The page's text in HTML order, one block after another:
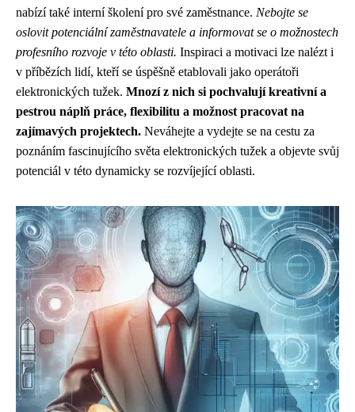
nabízí také interní školení pro své zaměstnance. Nebojte se
oslovit potenciální zaměstnavatele a informovat se o možnostech
profesního rozvoje v této oblasti. Inspiraci a motivaci lze nalézt i
v příbězích lidí, kteří se úspěšně etablovali jako operátoři
elektronických tužek. Mnozí z nich si pochvalují kreativní a
pestrou náplň práce, flexibilitu a možnost pracovat na
zajímavých projektech. Neváhejte a vydejte se na cestu za
poznáním fascinujícího světa elektronických tužek a objevte svůj
potenciál v této dynamicky se rozvíjející oblasti.